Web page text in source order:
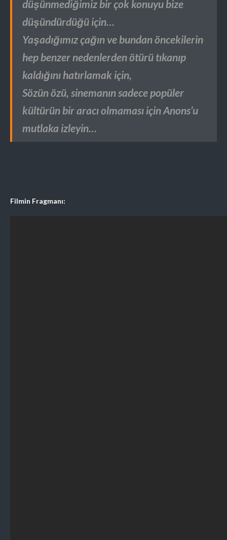
düşünmediğimiz bir çok konuyu bize
düşündürdüğü için…
Yaşadığımız çağın ve bundan öncekilerin
hep benzer nedenlerden ötürü tıkanıp
kaldığını hatırlamak için,
Sözün özü, sinemanın sadece popüler
kültürün bir aracı olmaması için Anons’u
mutlaka izleyin…
Filmin Fragmanı: